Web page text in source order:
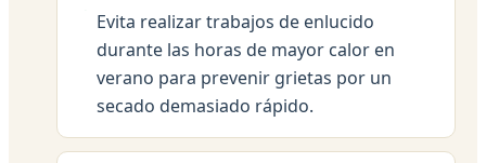
Evita realizar trabajos de enlucido
durante las horas de mayor calor en
verano para prevenir grietas por un
secado demasiado rápido.